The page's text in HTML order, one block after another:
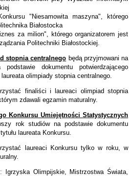
"Niesamowita maszyna", którego
Białostocka
za milion", którego organizatorem jest
Politechniki Białostockiej.
stopnia centralnego będą przyjmowani na
dokumentu potwierdzającego
olimpiady stopnia centralnego.
finaliści i laureaci olimpiad stopnia
zdawali egzamin maturalny.
Konkursu Umiejętności Statystycznych
rok studiów na podstawie dokumentu
laureata Konkursu.
laureaci Konkursu tylko w roku, w
Igrzyska Olimpijskie, Mistrzostwa Świata,